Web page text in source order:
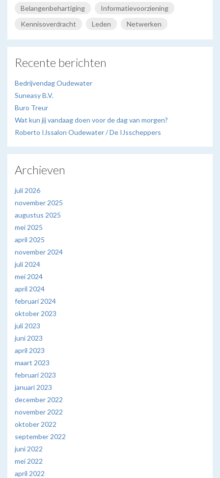
Belangenbehartiging
Informatievoorziening
Kennisoverdracht
Leden Netwerken
Recente berichten
Bedrijvendag Oudewater
Suneasy B.V.
Buro Treur
Wat kun jij vandaag doen voor de dag van morgen?
Roberto IJssalon Oudewater / De IJsscheppers
Archieven
juli 2026
november 2025
augustus 2025
mei 2025
april 2025
november 2024
juli 2024
mei 2024
april 2024
februari 2024
oktober 2023
juli 2023
juni 2023
april 2023
maart 2023
februari 2023
januari 2023
december 2022
november 2022
oktober 2022
september 2022
juni 2022
mei 2022
april 2022